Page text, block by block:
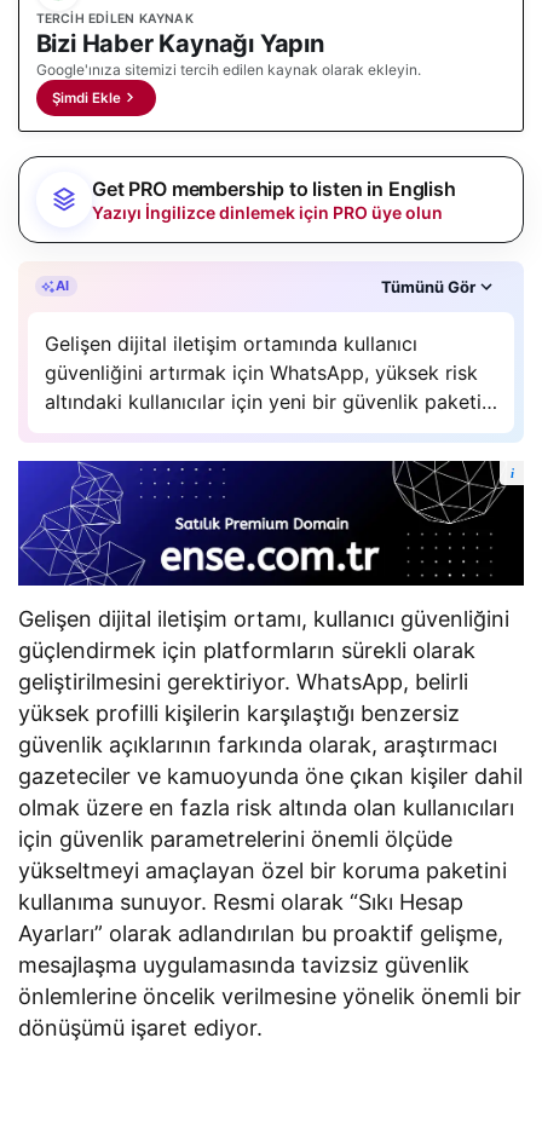
TERCIH EDILEN KAYNAK
Bizi Haber Kaynağı Yapın
Google'ınıza sitemizi tercih edilen kaynak olarak ekleyin.
Şimdi Ekle
Get PRO membership to listen in English
Yazıyı İngilizce dinlemek için PRO üye olun
AI Tümünü Gör
Gelişen dijital iletişim ortamında kullanıcı
güvenliğini artırmak için WhatsApp, yüksek risk
altındaki kullanıcılar için yeni bir güvenlik paketi
olan “Sıkı Hesap Ayarları”nı tanıttı. Bu proaktif
gelişme, yalnızca araştırmacı gazeteciler ve
kamuoyunda tanınan kişiler değil, aynı zamanda
tüm kullanıcılar…
i
Gelişen dijital iletişim ortamı, kullanıcı güvenliğini
güçlendirmek için platformların sürekli olarak
geliştirilmesini gerektiriyor. WhatsApp, belirli
yüksek profilli kişilerin karşılaştığı benzersiz
güvenlik açıklarının farkında olarak, araştırmacı
gazeteciler ve kamuoyunda öne çıkan kişiler dahil
olmak üzere en fazla risk altında olan kullanıcıları
için güvenlik parametrelerini önemli ölçüde
yükseltmeyi amaçlayan özel bir koruma paketini
kullanıma sunuyor. Resmi olarak “Sıkı Hesap
Ayarları” olarak adlandırılan bu proaktif gelişme,
mesajlaşma uygulamasında tavizsiz güvenlik
önlemlerine öncelik verilmesine yönelik önemli bir
dönüşümü işaret ediyor.